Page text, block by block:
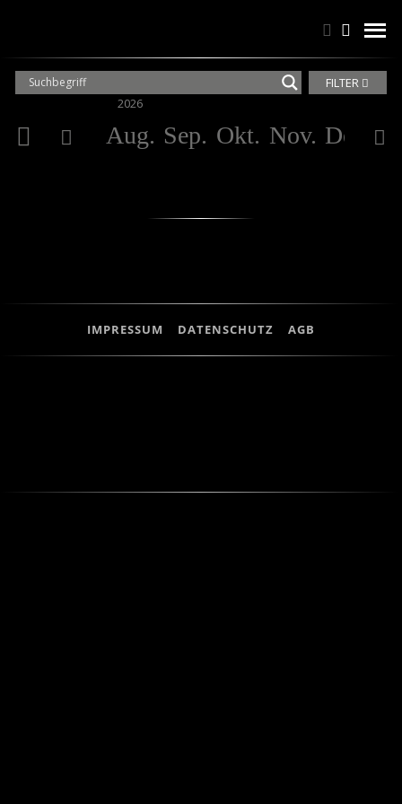
Suchen
Suchen
2026
Aug. Sep. Okt. Nov. Dez.
FILTER
IMPRESSUM DATENSCHUTZ AGB